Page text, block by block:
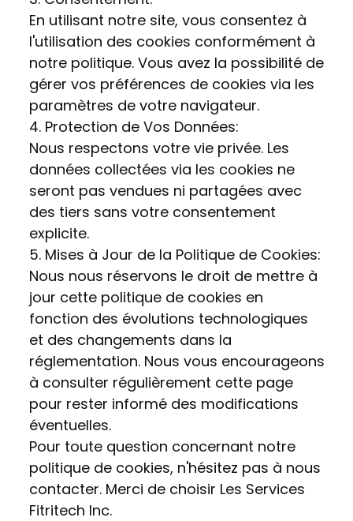
En utilisant notre site, vous consentez à
l'utilisation des cookies conformément à
notre politique. Vous avez la possibilité de
gérer vos préférences de cookies via les
paramètres de votre navigateur.
4. Protection de Vos Données:
Nous respectons votre vie privée. Les
données collectées via les cookies ne
seront pas vendues ni partagées avec
des tiers sans votre consentement
explicite.
5. Mises à Jour de la Politique de Cookies:
Nous nous réservons le droit de mettre à
jour cette politique de cookies en
fonction des évolutions technologiques
et des changements dans la
réglementation. Nous vous encourageons
à consulter régulièrement cette page
pour rester informé des modifications
éventuelles.
Pour toute question concernant notre
politique de cookies, n'hésitez pas à nous
contacter. Merci de choisir Les Services
Fitritech Inc.